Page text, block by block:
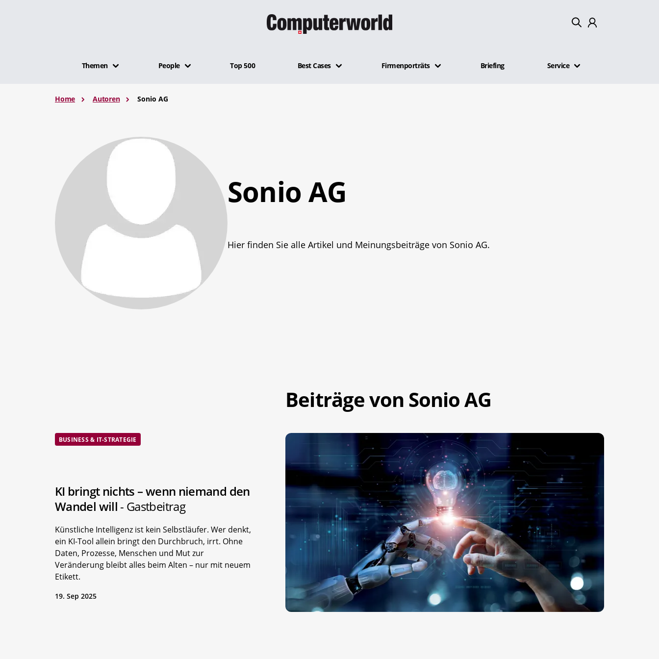
Themen People Top 500 Best Cases Firmenporträts Briefing Service
Home Autoren Sonio AG
Sonio AG
Hier finden Sie alle Artikel und Meinungsbeiträge von Sonio AG.
Beiträge von Sonio AG
BUSINESS & IT-STRATEGIE
KI bringt nichts – wenn niemand den
Wandel will - Gastbeitrag
Künstliche Intelligenz ist kein Selbstläufer. Wer denkt,
ein KI-Tool allein bringt den Durchbruch, irrt. Ohne
Daten, Prozesse, Menschen und Mut zur
Veränderung bleibt alles beim Alten – nur mit neuem
Etikett.
19. Sep 2025